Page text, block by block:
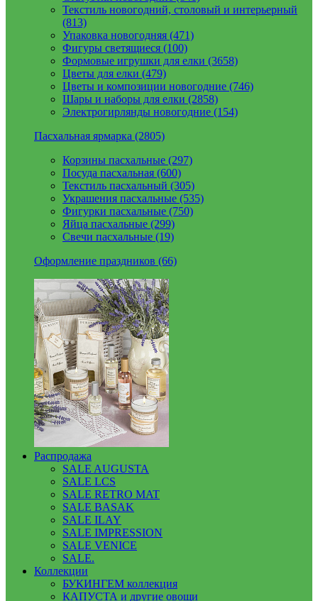
Текстиль новогодний, столовый и интерьерный
(813)
Упаковка новогодняя (471)
Фигуры светящиеся (100)
Формовые игрушки для елки (3658)
Цветы для елки (479)
Цветы и композиции новогодние (746)
Шары и наборы для елки (2858)
Электрогирлянды новогодние (154)
Пасхальная ярмарка (2805)
Корзины пасхальные (297)
Посуда пасхальная (600)
Текстиль пасхальный (305)
Украшения пасхальные (535)
Фигурки пасхальные (750)
Яйца пасхальные (299)
Свечи пасхальные (19)
Оформление праздников (66)
Распродажа
SALE AUGUSTA
SALE LCS
SALE RETRO MAT
SALE BASAK
SALE ILAY
SALE IMPRESSION
SALE VENICE
SALE.
Коллекции
БУКИНГЕМ коллекция
КАПУСТА и другие овощи